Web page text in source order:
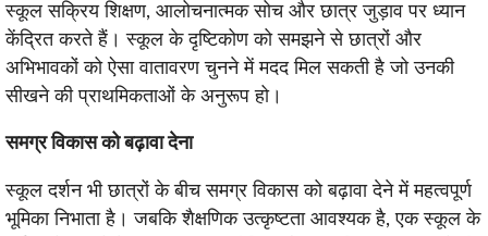
स्कूल सक्रिय शिक्षण, आलोचनात्मक सोच और छात्र जुड़ाव पर ध्यान
केंद्रित करते हैं। स्कूल के दृष्टिकोण को समझने से छात्रों और
अभिभावकों को ऐसा वातावरण चुनने में मदद मिल सकती है जो उनकी
सीखने की प्राथमिकताओं के अनुरूप हो।
समग्र विकास को बढ़ावा देना
स्कूल दर्शन भी छात्रों के बीच समग्र विकास को बढ़ावा देने में महत्वपूर्ण
भूमिका निभाता है। जबकि शैक्षणिक उत्कृष्टता आवश्यक है, एक स्कूल के